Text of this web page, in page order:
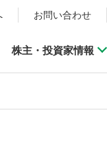
お問い合わせ
株主・投資家情報